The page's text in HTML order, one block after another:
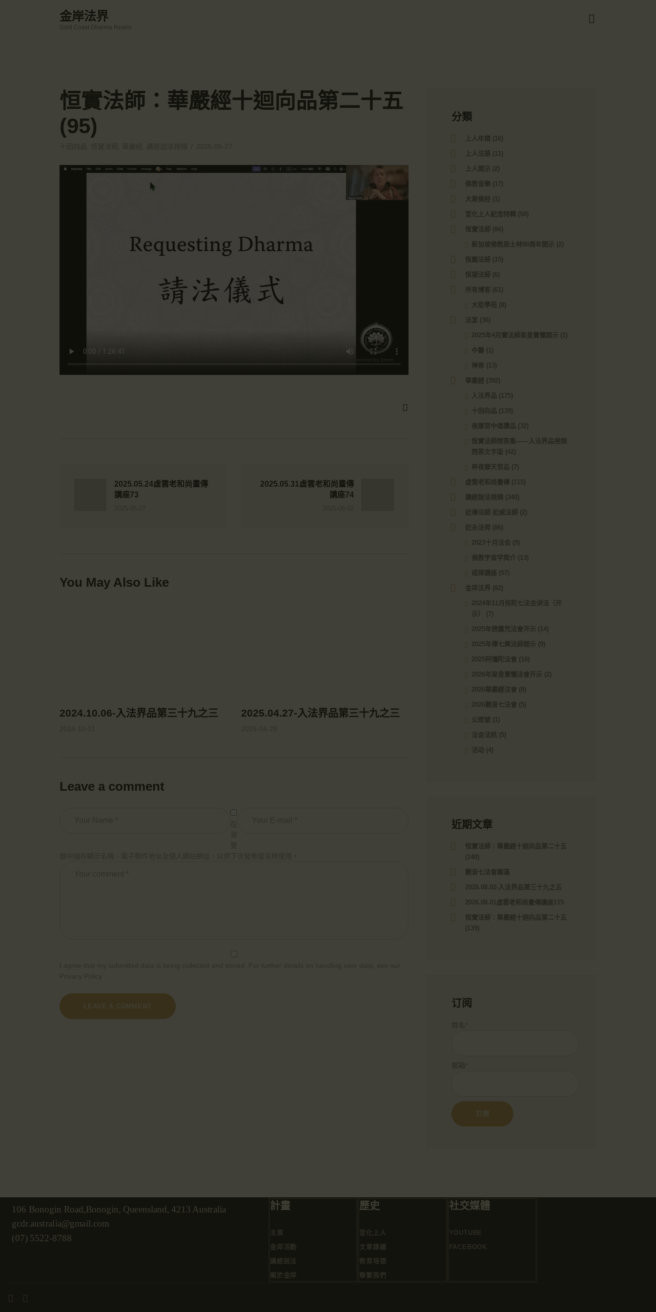
金岸法界
Gold Coast Dharma Realm
宣化上人
聯繫我們
恒實法師：華嚴經十迴向品第二十五
(95)
2025.05.24虛雲老和尚畫傳
講座73
2025.05.31虛雲老和尚畫傳
講座74
You May Also Like
2024.10.06-入法界品第三十九之三 2025.04.27-入法界品第三十九之三
Leave a comment
分類
上人年譜 (16)
上人法語 (11)
上人開示 (2)
佛教音樂 (17)
大乘佛经 (1)
宣化上人紀念特輯 (50)
恆實法師 (86)
新加坡佛教居士林90周年開示 (2)
恆懿法師 (15)
恆揚法師 (6)
所有博客 (61)
大悲學苑 (8)
法宴 (36)
2025年4月實法師梁皇寶懺開示 (1)
中醫 (1)
禅修 (13)
華嚴經 (392)
入法界品 (175)
十回向品 (139)
夜摩宮中偈讚品 (32)
恆實法師問答集——入法界品視頻
問答文字版 (42)
昇夜摩天宮品 (7)
虛雲老和尚畫傳 (115)
講經說法視頻 (340)
近傳法師 近威法師 (2)
近永法师 (86)
2023十月法会 (9)
佛教宇宙学简介 (13)
戒律講座 (57)
金岸法界 (82)
2024年11月弥陀七法会讲法（开
示）
(7)
2025年楞嚴咒法會开示 (14)
2025年禪七興法師開示 (9)
2025阿彌陀法會 (10)
2026年梁皇寶懺法會开示 (2)
2026華嚴經法會 (8)
2026觀音七法會 (5)
公眾號 (1)
法会法訊 (5)
活动 (4)
近期文章
恒實法師：華嚴經十迴向品第二十五
(140)
觀音七法會圓滿
2026.08.02-入法界品第三十九之五
2026.08.01虛雲老和尚畫傳講座115
恒實法師：華嚴經十迴向品第二十五
(139)
订阅
姓名*
郵箱*
106 Bonogin Road,Bonogin, Queensland, 4213 Australia
gcdr.australia@gmail.com
(07) 5522-8788
計畫
主頁
金岸活動
講經說法
關於金岸
歷史
宣化上人
文章匯總
教育培德
聯繫我們
社交媒體
YOUTUBE
FACEBOOK
👉Zoom Link 链接：
https://drba-org.zoom.us/j/84914586289
👉Meeting ID 会议号：84914586289